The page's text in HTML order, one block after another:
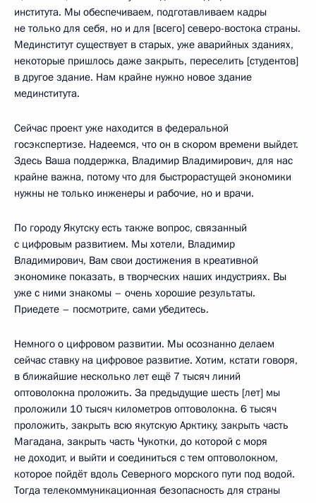
института. Мы обеспечиваем, подготавливаем кадры
не только для себя, но и для [всего] северо-востока страны.
Мединститут существует в старых, уже аварийных зданиях,
некоторые пришлось даже закрыть, переселить [студентов]
в другое здание. Нам крайне нужно новое здание
мединститута.
Сейчас проект уже находится в федеральной
госэкспертизе. Надеемся, что он в скором времени выйдет.
Здесь Ваша поддержка, Владимир Владимирович, для нас
крайне важна, потому что для быстрорастущей экономики
нужны не только инженеры и рабочие, но и врачи.
По городу Якутску есть также вопрос, связанный
с цифровым развитием. Мы хотели, Владимир
Владимирович, Вам свои достижения в креативной
экономике показать, в творческих наших индустриях. Вы
уже с ними знакомы – очень хорошие результаты.
Приедете – посмотрите, сами убедитесь.
Немного о цифровом развитии. Мы осознанно делаем
сейчас ставку на цифровое развитие. Хотим, кстати говоря,
в ближайшие несколько лет ещё 7 тысяч линий
оптоволокна проложить. За предыдущие шесть [лет] мы
проложили 10 тысяч километров оптоволокна. 6 тысяч
проложить, закрыть всю якутскую Арктику, закрыть часть
Магадана, закрыть часть Чукотки, до которой с моря
не доходит, и выйти и соединиться с тем оптоволокном,
которое пойдёт вдоль Северного морского пути под водой.
Тогда телекоммуникационная безопасность для страны